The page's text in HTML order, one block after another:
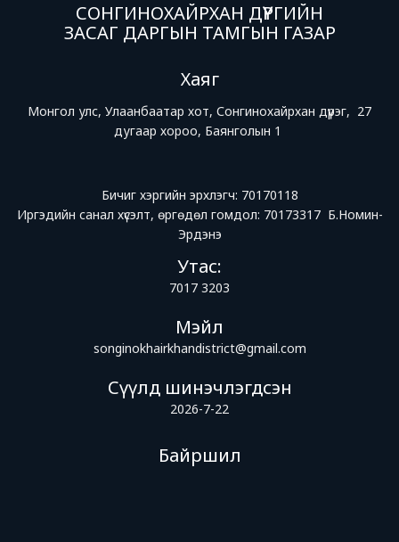
СОНГИНОХАЙРХАН ДҮҮРГИЙН
ЗАСАГ ДАРГЫН ТАМГЫН ГАЗАР
Хаяг
Монгол улс, Улаанбаатар хот, Сонгинохайрхан дүүрэг, 27
дугаар хороо, Баянголын 1
Бичиг хэргийн эрхлэгч: 70170118
Иргэдийн санал хүсэлт, өргөдөл гомдол: 70173317 Б.Номин-
Эрдэнэ
Утас:
7017 3203
Мэйл
songinokhairkhandistrict@gmail.com
Сүүлд шинэчлэгдсэн
2026-7-22
Байршил